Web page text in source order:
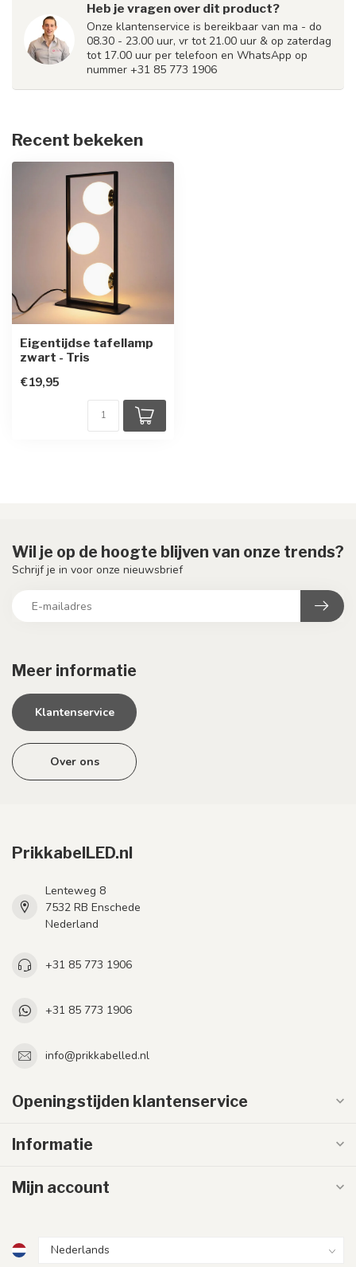
Heb je vragen over dit product?
Onze klantenservice is bereikbaar van ma - do
08.30 - 23.00 uur, vr tot 21.00 uur & op zaterdag
tot 17.00 uur per telefoon en WhatsApp op
nummer +31 85 773 1906
Recent bekeken
Eigentijdse tafellamp
zwart - Tris
€19,95
Meer informatie
Klantenservice
Over ons
Wil je op de hoogte blijven van onze trends?
Schrijf je in voor onze nieuwsbrief
PrikkabelLED.nl
Lenteweg 8
7532 RB Enschede
Nederland
+31 85 773 1906
+31 85 773 1906
info@prikkabelled.nl
Openingstijden klantenservice
Informatie
Mijn account